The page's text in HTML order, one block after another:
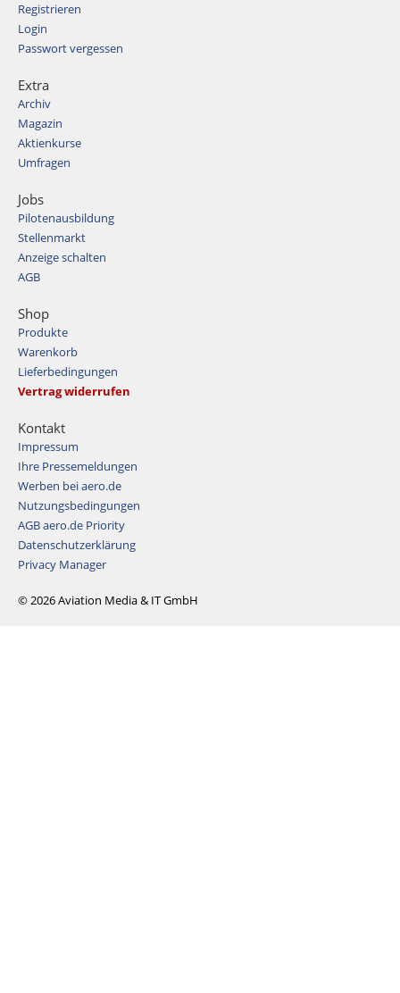
Registrieren
Login
Passwort vergessen
Extra
Archiv
Magazin
Aktienkurse
Umfragen
Jobs
Pilotenausbildung
Stellenmarkt
Anzeige schalten
AGB
Shop
Produkte
Warenkorb
Lieferbedingungen
Vertrag widerrufen
Kontakt
Impressum
Ihre Pressemeldungen
Werben bei aero.de
Nutzungsbedingungen
AGB aero.de Priority
Datenschutzerklärung
Privacy Manager
© 2026 Aviation Media & IT GmbH